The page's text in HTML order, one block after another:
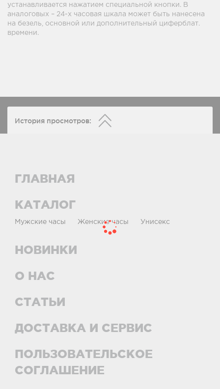
устанавливается нажатием специальной кнопки. В
аналоговых – 24-х часовая шкала может быть нанесена
на безель, основной или дополнительный циферблат.
времени.
История просмотров:
ГЛАВНАЯ
КАТАЛОГ
Мужские часы Женские часы Унисекс
НОВИНКИ
О НАС
СТАТЬИ
ДОСТАВКА И СЕРВИС
ПОЛЬЗОВАТЕЛЬСКОЕ
СОГЛАШЕНИЕ